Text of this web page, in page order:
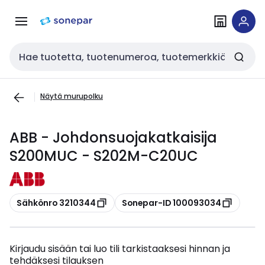
navigointiinsisältöön
Haku
Näytä murupolku
ABB - Johdonsuojakatkaisija
S200MUC - S202M-C20UC
Kopioi
Sähkönro 3210344 Kopioi
Sonepar-ID 100093034
Kirjaudu sisään tai luo tili tarkistaaksesi hinnan ja
tehdäksesi tilauksen